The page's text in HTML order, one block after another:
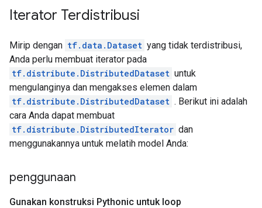
Iterator Terdistribusi
Mirip dengan tf.data.Dataset yang tidak terdistribusi,
Anda perlu membuat iterator pada
tf.distribute.DistributedDataset untuk
mengulanginya dan mengakses elemen dalam
tf.distribute.DistributedDataset . Berikut ini adalah
cara Anda dapat membuat
tf.distribute.DistributedIterator dan
menggunakannya untuk melatih model Anda:
penggunaan
Gunakan konstruksi Pythonic untuk loop